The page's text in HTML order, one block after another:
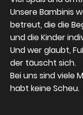
Unsere Bambinis
betreut, die die
und die Kinder
Und wer glaubt,
der täuscht sich.
Bei uns sind viele
habt keine Scheu.